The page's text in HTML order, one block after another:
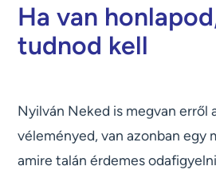
Ha van
tudnod kell
Nyilván Neked is megvan erről
véleményed, van azonban egy
amire talán érdemes